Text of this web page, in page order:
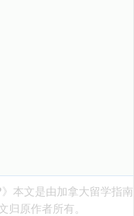
》本文是由加拿大留学指南
归原作者所有。